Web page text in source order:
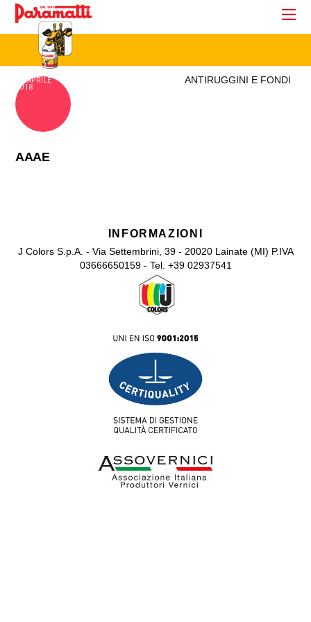
18 APRILE
2018
AAAE
ANTIRUGGINI E FONDI
INFORMAZIONI
J Colors S.p.A. - Via Settembrini, 39 - 20020 Lainate (MI) P.IVA
03666650159 - Tel. +39 02937541